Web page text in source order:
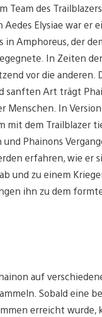
Team des
Aedes Elysiae war er
in Amphoreus, der
In Zeiten
vor die anderen.
sanften Art trägt
Menschen. In
mit dem Trailblazer
und Phainons
erfahren, wie er
und zu einem
ihn zu dem
auf
Sobald eine
erreicht wurde,